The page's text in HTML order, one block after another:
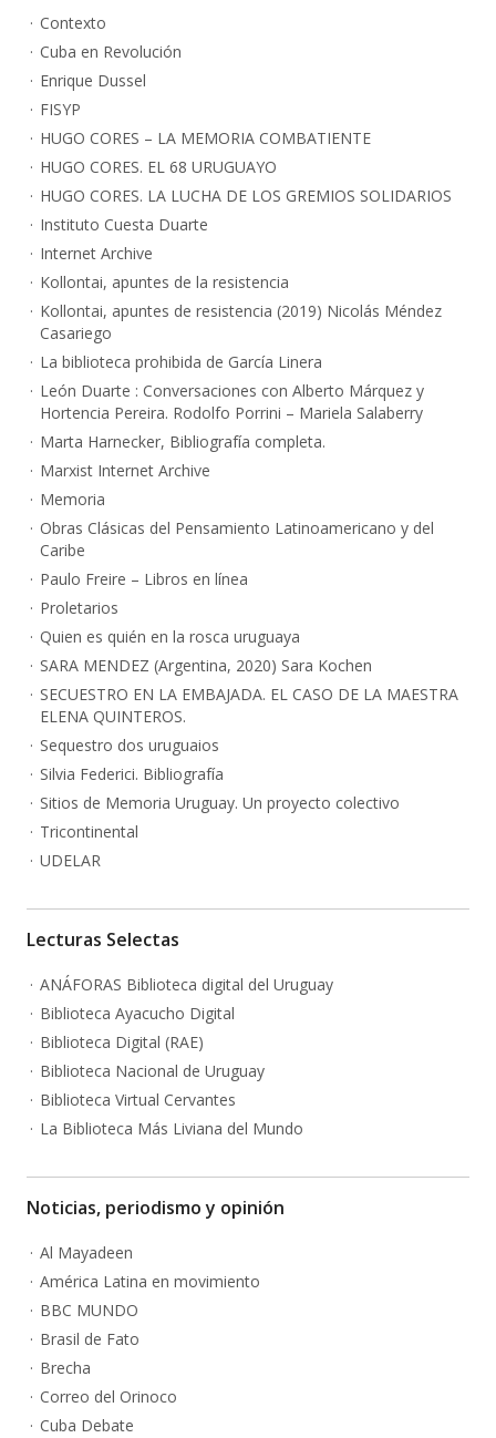
Contexto
Cuba en Revolución
Enrique Dussel
FISYP
HUGO CORES – LA MEMORIA COMBATIENTE
HUGO CORES. EL 68 URUGUAYO
HUGO CORES. LA LUCHA DE LOS GREMIOS SOLIDARIOS
Instituto Cuesta Duarte
Internet Archive
Kollontai, apuntes de la resistencia
Kollontai, apuntes de resistencia (2019) Nicolás Méndez
Casariego
La biblioteca prohibida de García Linera
León Duarte : Conversaciones con Alberto Márquez y
Hortencia Pereira. Rodolfo Porrini – Mariela Salaberry
Marta Harnecker, Bibliografía completa.
Marxist Internet Archive
Memoria
Obras Clásicas del Pensamiento Latinoamericano y del
Caribe
Paulo Freire – Libros en línea
Proletarios
Quien es quién en la rosca uruguaya
SARA MENDEZ (Argentina, 2020) Sara Kochen
SECUESTRO EN LA EMBAJADA. EL CASO DE LA MAESTRA
ELENA QUINTEROS.
Sequestro dos uruguaios
Silvia Federici. Bibliografía
Sitios de Memoria Uruguay. Un proyecto colectivo
Tricontinental
UDELAR
Lecturas Selectas
ANÁFORAS Biblioteca digital del Uruguay
Biblioteca Ayacucho Digital
Biblioteca Digital (RAE)
Biblioteca Nacional de Uruguay
Biblioteca Virtual Cervantes
La Biblioteca Más Liviana del Mundo
Noticias, periodismo y opinión
Al Mayadeen
América Latina en movimiento
BBC MUNDO
Brasil de Fato
Brecha
Correo del Orinoco
Cuba Debate